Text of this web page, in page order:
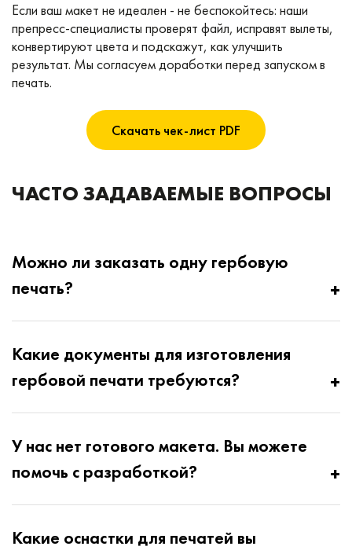
Если ваш макет не идеален - не беспокойтесь: наши
препресс-специалисты проверят файл, исправят вылеты,
конвертируют цвета и подскажут, как улучшить
результат. Мы согласуем доработки перед запуском в
печать.
Скачать чек-лист PDF
ЧАСТО ЗАДАВАЕМЫЕ ВОПРОСЫ
Можно ли заказать одну гербовую
печать?
которое необходимо, начиная от одного
экземпляра. Каждый заказ проходит полный цикл
согласования, независимо от объема.
Какие документы для изготовления
гербовой печати требуются?
копия свидетельства ОГРН, ИНН и документ,
подтверждающий право на использование
герба. Полный перечень мы предоставим при
У нас нет готового макета. Вы можете
помочь с разработкой?
гербовой печати — мы подготовим его сами. Мы
Какие оснастки для печатей вы